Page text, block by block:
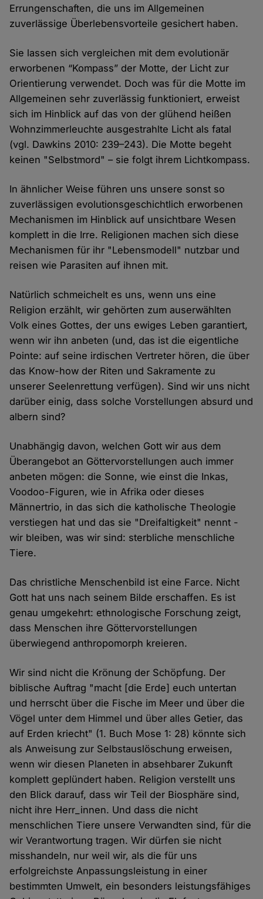
Errungenschaften, die uns im Allgemeinen
zuverlässige Überlebensvorteile gesichert haben.
Sie lassen sich vergleichen mit dem evolutionär
erworbenen “Kompass” der Motte, der Licht zur
Orientierung verwendet. Doch was für die Motte im
Allgemeinen sehr zuverlässig funktioniert, erweist
sich im Hinblick auf das von der glühend heißen
Wohnzimmerleuchte ausgestrahlte Licht als fatal
(vgl. Dawkins 2010: 239–243). Die Motte begeht
keinen "Selbstmord" – sie folgt ihrem Lichtkompass.
In ähnlicher Weise führen uns unsere sonst so
zuverlässigen evolutionsgeschichtlich erworbenen
Mechanismen im Hinblick auf unsichtbare Wesen
komplett in die Irre. Religionen machen sich diese
Mechanismen für ihr "Lebensmodell" nutzbar und
reisen wie Parasiten auf ihnen mit.
Natürlich schmeichelt es uns, wenn uns eine
Religion erzählt, wir gehörten zum auserwählten
Volk eines Gottes, der uns ewiges Leben garantiert,
wenn wir ihn anbeten (und, das ist die eigentliche
Pointe: auf seine irdischen Vertreter hören, die über
das Know-how der Riten und Sakramente zu
unserer Seelenrettung verfügen). Sind wir uns nicht
darüber einig, dass solche Vorstellungen absurd und
albern sind?
Unabhängig davon, welchen Gott wir aus dem
Überangebot an Göttervorstellungen auch immer
anbeten mögen: die Sonne, wie einst die Inkas,
Voodoo-Figuren, wie in Afrika oder dieses
Männertrio, in das sich die katholische Theologie
verstiegen hat und das sie "Dreifaltigkeit" nennt -
wir bleiben, was wir sind: sterbliche menschliche
Tiere.
Das christliche Menschenbild ist eine Farce. Nicht
Gott hat uns nach seinem Bilde erschaffen. Es ist
genau umgekehrt: ethnologische Forschung zeigt,
dass Menschen ihre Göttervorstellungen
überwiegend anthropomorph kreieren.
Wir sind nicht die Krönung der Schöpfung. Der
biblische Auftrag "macht [die Erde] euch untertan
und herrscht über die Fische im Meer und über die
Vögel unter dem Himmel und über alles Getier, das
auf Erden kriecht" (1. Buch Mose 1: 28) könnte sich
als Anweisung zur Selbstauslöschung erweisen,
wenn wir diesen Planeten in absehbarer Zukunft
komplett geplündert haben. Religion verstellt uns
den Blick darauf, dass wir Teil der Biosphäre sind,
nicht ihre Herr_innen. Und dass die nicht
menschlichen Tiere unsere Verwandten sind, für die
wir Verantwortung tragen. Wir dürfen sie nicht
misshandeln, nur weil wir, als die für uns
erfolgreichste Anpassungsleistung in einer
bestimmten Umwelt, ein besonders leistungsfähiges